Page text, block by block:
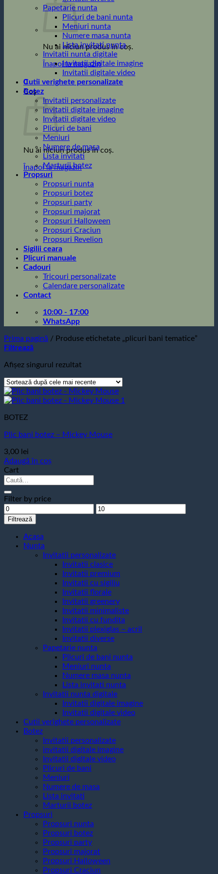
Nu ai niciun produs în coș.
Înapoi la magazin
0
Coș
Nu ai niciun produs în coș.
Înapoi la magazin
Papetarie nunta
Plicuri de bani nunta
Meniuri nunta
Numere masa nunta
Lista invitati nunta
Invitatii nunta digitale
Invitatii digitale imagine
Invitatii digitale video
Cutii verighete personalizate
Botez
Invitatii personalizate
invitatii digitale imagine
Invitatii digitale video
Plicuri de bani
Meniuri
Numere de masa
Lista invitati
Marturii botez
Propsuri
Propsuri nunta
Propsuri botez
Propsuri party
Propsuri majorat
Propsuri Halloween
Propsuri Craciun
Propsuri Revelion
Sigilii ceara
Plicuri manuale
Cadouri
Tricouri personalizate
Calendare personalizate
Contact
10:00 - 17:00
WhatsApp
Prima pagină / Produse etichetate „plicuri bani tematice”
Filtrează
Afișez singurul rezultat
BOTEZ
Plic bani botez – Mickey Mouse
3,00 lei
Adaugă în coș
Cart
Caută
Filter by price
Preț
minim
Preț
Filtrează
Acasa
Nunta
Invitatii personalizate
Invitatii clasice
Invitatii premium
Invitatii cu sigiliu
Invitatii florale
Invitatii greenery
Invitatii minimaliste
Invitatii cu fundita
Invitatii plexiglas – acril
Invitatii diverse
Papetarie nunta
Plicuri de bani nunta
Meniuri nunta
Numere masa nunta
Lista invitati nunta
Invitatii nunta digitale
Invitatii digitale imagine
Invitatii digitale video
Cutii verighete personalizate
Botez
Invitatii personalizate
invitatii digitale imagine
Invitatii digitale video
Plicuri de bani
Meniuri
Numere de masa
Lista invitati
Marturii botez
Propsuri
Propsuri nunta
Propsuri botez
Propsuri party
Propsuri majorat
Propsuri Halloween
Propsuri Craciun